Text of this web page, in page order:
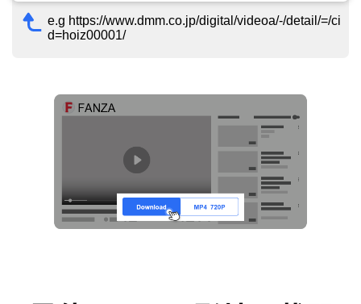
e.g https://www.dmm.co.jp/digital/videoa/-/detail/=/ci
d=hoiz00001/